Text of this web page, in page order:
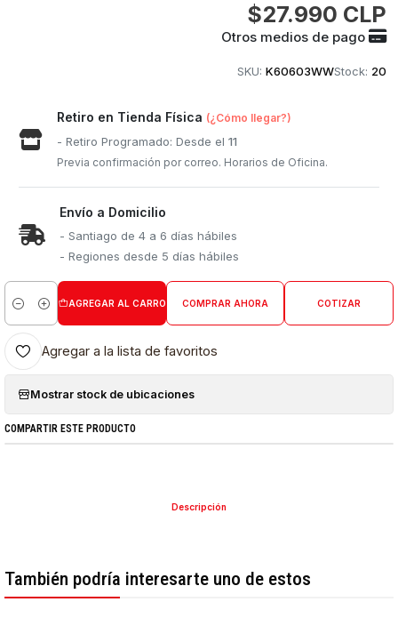
$27.990 CLP
Otros medios de pago
SKU: K60603WWStock: 20
Retiro en Tienda Física (¿Cómo llegar?)
- Retiro Programado: Desde el11
Previa confirmación por correo. Horarios de Oficina.
Envío a Domicilio
- Santiago de 4 a 6 días hábiles
- Regiones desde 5 días hábiles
Cantidad
AGREGAR AL CARRO COMPRAR AHORA COTIZAR
Agregar a la lista de favoritos
Mostrar stock de ubicaciones
COMPARTIR ESTE PRODUCTO
Descripción
También podría interesarte uno de estos